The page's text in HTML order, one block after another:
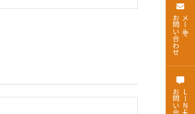
LINEで
メールで
お問い合わせ